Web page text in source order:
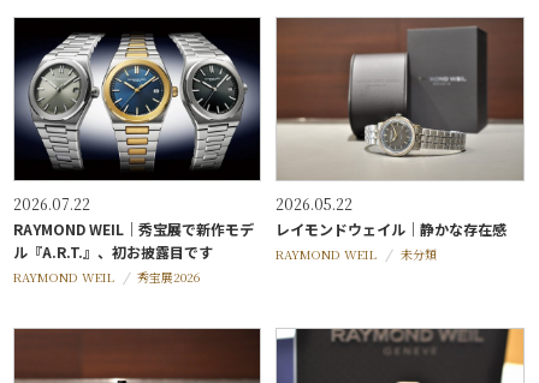
2026.07.22
RAYMOND WEIL｜秀宝展で新作モデ
ル『A.R.T.』、初お披露目です
RAYMOND WEIL 秀宝展2026
2026.05.22
レイモンドウェイル｜静かな存在感
RAYMOND WEIL 未分類